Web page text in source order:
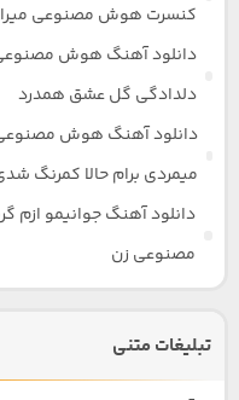
کنسرت هوش مصنوعی میرا
دانلود آهنگ هوش
دلدادگی گل عشق همدرد
دانلود آهنگ هوش
میمردی برام حالا کمرنگ
دانلود آهنگ جوانیمو
مصنوعی زن
تبلیغات متنی